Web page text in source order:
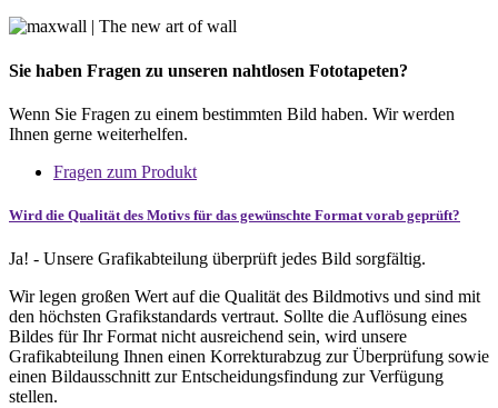
Sie haben Fragen zu unseren nahtlosen Fototapeten?
Wenn Sie Fragen zu einem bestimmten Bild haben. Wir werden
Ihnen gerne weiterhelfen.
Fragen zum Produkt
Wird die Qualität des Motivs für das gewünschte Format vorab geprüft?
Ja! - Unsere Grafikabteilung überprüft jedes Bild sorgfältig.
Wir legen großen Wert auf die Qualität des Bildmotivs und sind mit
den höchsten Grafikstandards vertraut. Sollte die Auflösung eines
Bildes für Ihr Format nicht ausreichend sein, wird unsere
Grafikabteilung Ihnen einen Korrekturabzug zur Überprüfung sowie
einen Bildausschnitt zur Entscheidungsfindung zur Verfügung
stellen.